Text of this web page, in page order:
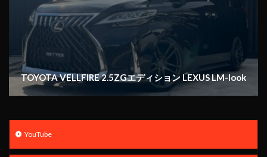
TOYOTA VELLFIRE 2.5ZGエディション LEXUS LM-look
YouTube